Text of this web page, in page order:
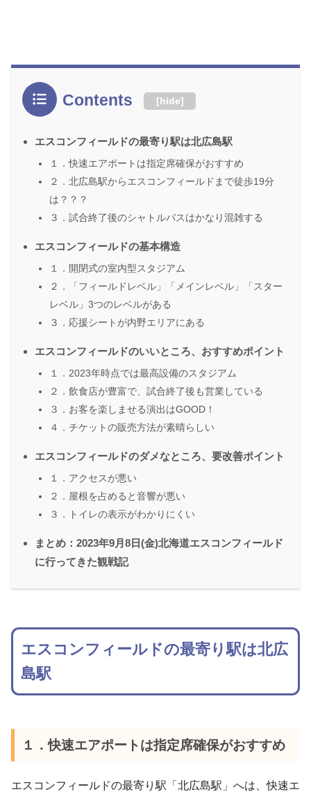
Contents [hide]
エスコンフィールドの最寄り駅は北広島駅
１．快速エアポートは指定席確保がおすすめ
２．北広島駅からエスコンフィールドまで徒歩19分
は？？？
３．試合終了後のシャトルバスはかなり混雑する
エスコンフィールドの基本構造
１．開閉式の室内型スタジアム
２．「フィールドレベル」「メインレベル」「スター
レベル」3つのレベルがある
３．応援シートが内野エリアにある
エスコンフィールドのいいところ、おすすめポイント
１．2023年時点では最高設備のスタジアム
２．飲食店が豊富で、試合終了後も営業している
３．お客を楽しませる演出はGOOD！
４．チケットの販売方法が素晴らしい
エスコンフィールドのダメなところ、要改善ポイント
１．アクセスが悪い
２．屋根を占めると音響が悪い
３．トイレの表示がわかりにくい
まとめ：2023年9月8日(金)北海道エスコンフィールド
に行ってきた観戦記
エスコンフィールドの最寄り駅は北広
島駅
１．快速エアポートは指定席確保がおすすめ
エスコンフィールドの最寄り駅「北広島駅」へは、快速エ